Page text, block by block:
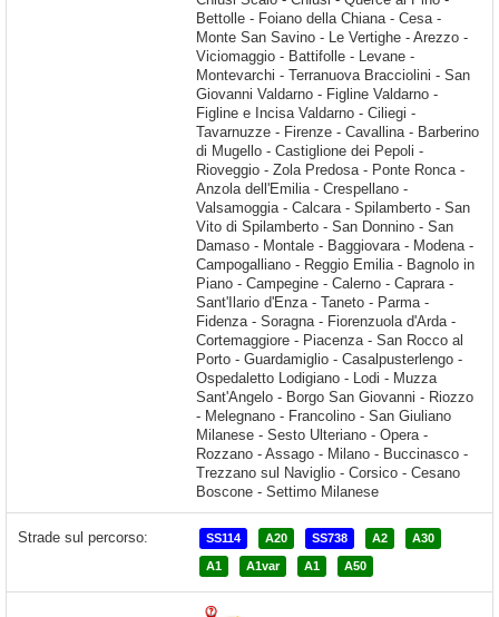
Strade sul percorso: SS114 A20 SS738 A2 A30
A1 A1var A1 A50